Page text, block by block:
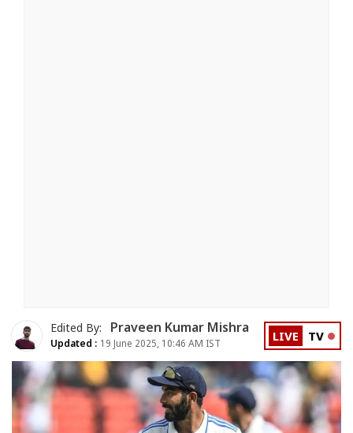
Edited By: Praveen Kumar Mishra
Updated : 19 June 2025, 10:46 AM IST LIVE TV